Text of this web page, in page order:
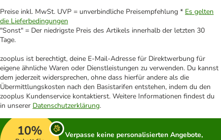
Preise inkl. MwSt. UVP = unverbindliche Preisempfehlung * Es gelten
die Lieferbedingungen
"Sonst" = Der niedrigste Preis des Artikels innerhalb der letzten 30
Tage.
zooplus ist berechtigt, deine E-Mail-Adresse für Direktwerbung für
eigene ähnliche Waren oder Dienstleistungen zu verwenden. Du kannst
dem jederzeit widersprechen, ohne dass hierfür andere als die
Übermittlungskosten nach den Basistarifen entstehen, indem du den
zooplus Kundenservice kontaktierst. Weitere Informationen findest du
in unserer Datenschutzerklärung.
10%
Verpasse keine personalisierten Angebote,